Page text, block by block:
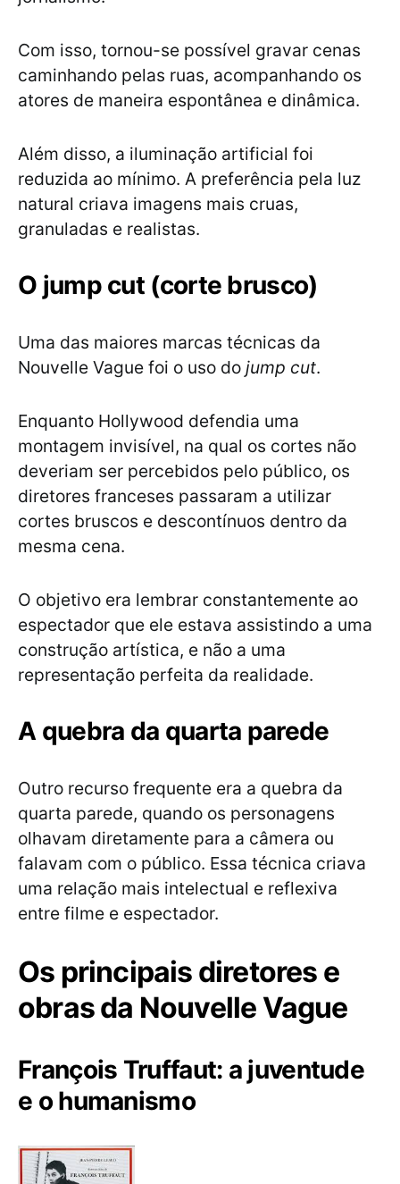
Com isso, tornou-se possível gravar cenas
caminhando pelas ruas, acompanhando os
atores de maneira espontânea e dinâmica.
Além disso, a iluminação artificial foi
reduzida ao mínimo. A preferência pela luz
natural criava imagens mais cruas,
granuladas e realistas.
O jump cut (corte brusco)
Uma das maiores marcas técnicas da
Nouvelle Vague foi o uso do jump cut.
Enquanto Hollywood defendia uma
montagem invisível, na qual os cortes não
deveriam ser percebidos pelo público, os
diretores franceses passaram a utilizar
cortes bruscos e descontínuos dentro da
mesma cena.
O objetivo era lembrar constantemente ao
espectador que ele estava assistindo a uma
construção artística, e não a uma
representação perfeita da realidade.
A quebra da quarta parede
Outro recurso frequente era a quebra da
quarta parede, quando os personagens
olhavam diretamente para a câmera ou
falavam com o público. Essa técnica criava
uma relação mais intelectual e reflexiva
entre filme e espectador.
Os principais diretores e
obras da Nouvelle Vague
François Truffaut: a juventude
e o humanismo